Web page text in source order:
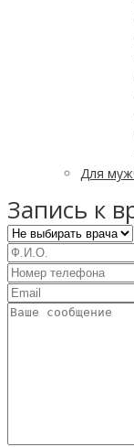
Для
Запись к